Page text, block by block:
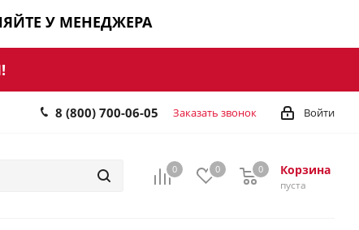
У МЕНЕДЖЕРА
Войти
8 (800) 700-06-05 Заказать звонок
0 0 Корзина
0
пуста
0